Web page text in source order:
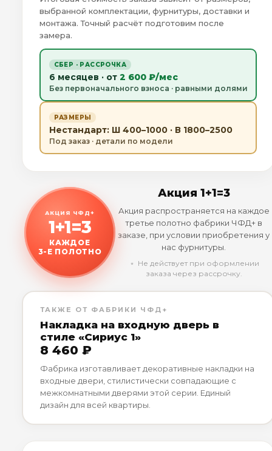
выбранной комплектации, фурнитуры, доставки и
монтажа. Точный расчёт подготовим после
замера.
СБЕР · РАССРОЧКА
6 месяцев · от 2 600 ₽/мес
Без первоначального взноса · равными долями
РАЗМЕРЫ
Нестандарт: Ш 400–1000 · В 1800–2500
Под заказ · детали по модели
АКЦИЯ ЧФД+
1+1=3
КАЖДОЕ
3-Е ПОЛОТНО
Акция 1+1=3
Акция распространяется на каждое
третье полотно фабрики ЧФД+ в
заказе, при условии приобретения у
нас фурнитуры.
﹡ Не действует при оформлении
заказа через рассрочку.
ТАКЖЕ ОТ ФАБРИКИ ЧФД+
Накладка на входную дверь в
стиле «Сириус 1»
8 460 ₽
Фабрика изготавливает декоративные накладки на
входные двери, стилистически совпадающие с
межкомнатными дверями этой серии. Единый
дизайн для всей квартиры.